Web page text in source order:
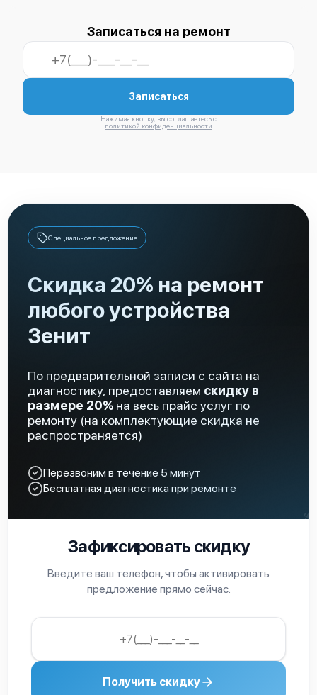
Записаться на ремонт
Записаться
Нажимая кнопку, вы соглашаетесь с
политикой конфиденциальности
Специальное предложение
Скидка 20% на ремонт
любого устройства
Зенит
По предварительной записи с сайта на
диагностику, предоставляем скидку в
размере 20% на весь прайс услуг по
ремонту (на комплектующие скидка не
распространяется)
Перезвоним в течение 5 минут
Бесплатная диагностика при ремонте
Зафиксировать скидку
Введите ваш телефон, чтобы активировать
предложение прямо сейчас.
Получить скидку